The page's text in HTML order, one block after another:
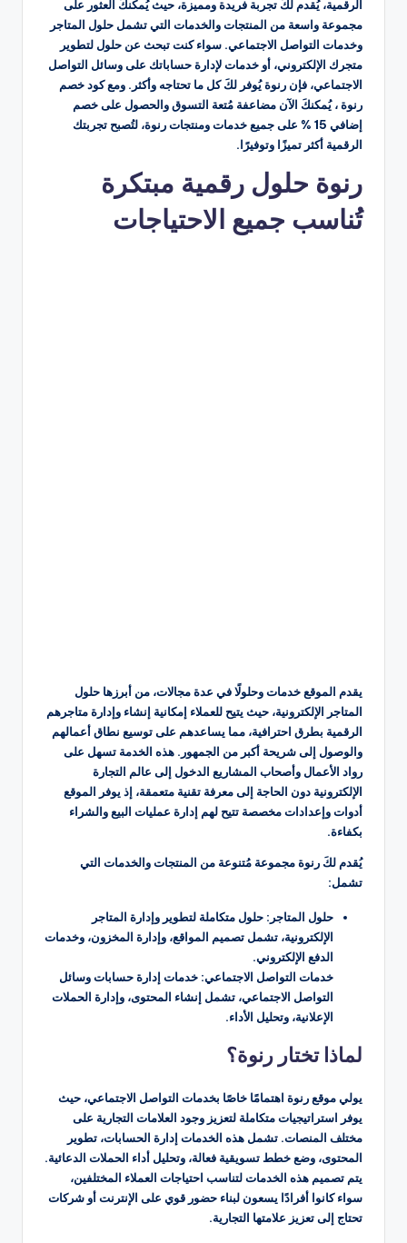
الرقمية، يُقدم لكَ تجربة فريدة ومميزة، حيث يُمكنكَ العثور على
مجموعة واسعة من المنتجات والخدمات التي تشمل حلول المتاجر
وخدمات التواصل الاجتماعي. سواء كنت تبحث عن حلول لتطوير
متجرك الإلكتروني، أو خدمات لإدارة حساباتك على وسائل التواصل
الاجتماعي، فإن رنوة يُوفر لكَ كل ما تحتاجه وأكثر. ومع كود خصم
رنوة ، يُمكنكَ الآن مضاعفة مُتعة التسوق والحصول على خصم
إضافي 15 % على جميع خدمات ومنتجات رنوة، لتُصبح تجربتك
الرقمية أكثر تميزًا وتوفيرًا.
رنوة حلول رقمية مبتكرة
تُناسب جميع الاحتياجات
يقدم الموقع خدمات وحلولًا في عدة مجالات، من أبرزها حلول
المتاجر الإلكترونية، حيث يتيح للعملاء إمكانية إنشاء وإدارة متاجرهم
الرقمية بطرق احترافية، مما يساعدهم على توسيع نطاق أعمالهم
والوصول إلى شريحة أكبر من الجمهور. هذه الخدمة تسهل على
رواد الأعمال وأصحاب المشاريع الدخول إلى عالم التجارة
الإلكترونية دون الحاجة إلى معرفة تقنية متعمقة، إذ يوفر الموقع
أدوات وإعدادات مخصصة تتيح لهم إدارة عمليات البيع والشراء
بكفاءة.
يُقدم لكَ رنوة مجموعة مُتنوعة من المنتجات والخدمات التي
تشمل:
حلول المتاجر: حلول متكاملة لتطوير وإدارة المتاجر
الإلكترونية، تشمل تصميم المواقع، وإدارة المخزون، وخدمات
الدفع الإلكتروني.
خدمات التواصل الاجتماعي: خدمات إدارة حسابات وسائل
التواصل الاجتماعي، تشمل إنشاء المحتوى، وإدارة الحملات
الإعلانية، وتحليل الأداء.
لماذا تختار رنوة؟
يولي موقع رنوة اهتمامًا خاصًا بخدمات التواصل الاجتماعي، حيث
يوفر استراتيجيات متكاملة لتعزيز وجود العلامات التجارية على
مختلف المنصات. تشمل هذه الخدمات إدارة الحسابات، تطوير
المحتوى، وضع خطط تسويقية فعالة، وتحليل أداء الحملات الدعائية.
يتم تصميم هذه الخدمات لتناسب احتياجات العملاء المختلفين،
سواء كانوا أفرادًا يسعون لبناء حضور قوي على الإنترنت أو شركات
تحتاج إلى تعزيز علامتها التجارية.